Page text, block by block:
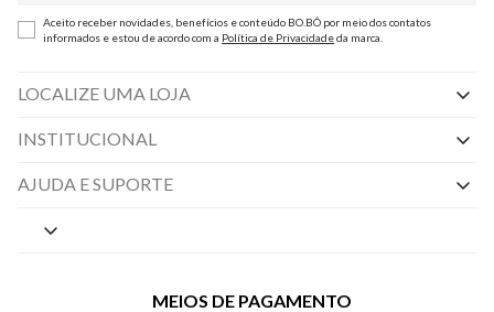
Aceito receber novidades, benefícios e conteúdo BO.BÔ por meio dos contatos
informados e estou de acordo com a Política de Privacidadeda marca.
LOCALIZE UMA LOJA
INSTITUCIONAL
Nossas Lojas
Políticas de Privacidade
AJUDA E SUPORTE
Central de Preferências
Perguntas frequentesMEIOS DE PAGAMENTO